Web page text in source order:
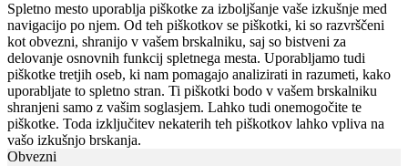
Spletno mesto uporablja piškotke za izboljšanje vaše izkušnje med
navigacijo po njem. Od teh piškotkov se piškotki, ki so razvrščeni
kot obvezni, shranijo v vašem brskalniku, saj so bistveni za
delovanje osnovnih funkcij spletnega mesta. Uporabljamo tudi
piškotke tretjih oseb, ki nam pomagajo analizirati in razumeti, kako
uporabljate to spletno stran. Ti piškotki bodo v vašem brskalniku
shranjeni samo z vašim soglasjem. Lahko tudi onemogočite te
piškotke. Toda izključitev nekaterih teh piškotkov lahko vpliva na
vašo izkušnjo brskanja.
Obvezni